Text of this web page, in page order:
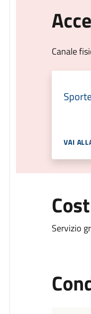
Canale
VAI
Servizio